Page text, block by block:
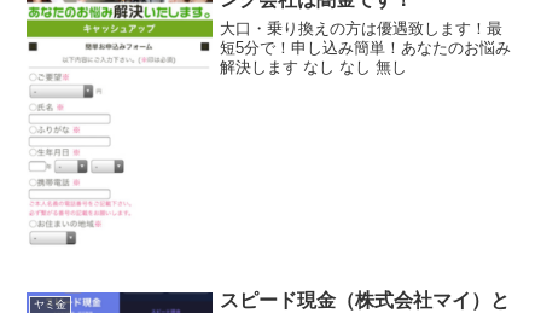
大口・乗り換えの方は優遇致します！最
短5分で！申し込み簡単！あなたのお悩み
解決します なし なし 無し
ヤミ金
スピード現金（株式会社マイ）と